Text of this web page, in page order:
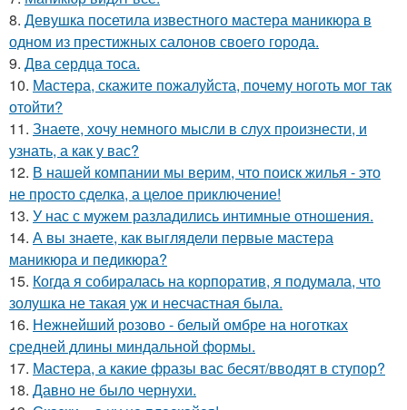
8. Девушка посетила известного мастера маникюра в
одном из престижных салонов своего города.
9. Два сердца тоса.
10. Мастера, скажите пожалуйста, почему ноготь мог так
отойти?
11. Знаете, хочу немного мысли в слух произнести, и
узнать, а как у вас?
12. В нашей компании мы верим, что поиск жилья - это
не просто сделка, а целое приключение!
13. У нас с мужем разладились интимные отношения.
14. А вы знаете, как выглядели первые мастера
маникюра и педикюра?
15. Когда я собиралась на корпоратив, я подумала, что
золушка не такая уж и несчастная была.
16. Нежнейший розово - белый омбре на ноготках
средней длины миндальной формы.
17. Мастера, а какие фразы вас бесят/вводят в ступор?
18. Давно не было чернухи.